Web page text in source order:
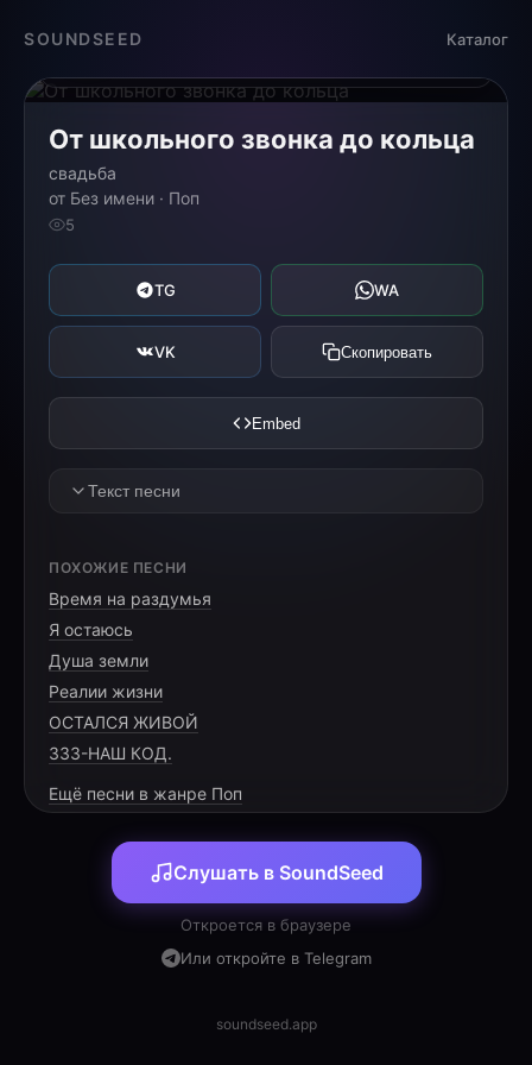
SOUNDSEED Каталог
От школьного звонка до кольца
свадьба
от Без имени · Поп
5
TG WA
VK Скопировать
Embed
Текст песни
Шёл шестнадцатый год, новый класс
Коля в двери вошёл в первый раз
Раздражал он тебя, но смотрел
[PRE-CHORUS]
У автобуса ждал по утрам
Помогал он твоим шагам
Переобувку он в школу носил
ПОХОЖИЕ ПЕСНИ
Время на раздумья
Я остаюсь
Душа земли
Реалии жизни
ОСТАЛСЯ ЖИВОЙ
333-НАШ КОД.
Ещё песни в жанре Поп
Слушать в SoundSeed
Откроется в браузере
Или откройте в Telegram
soundseed.app